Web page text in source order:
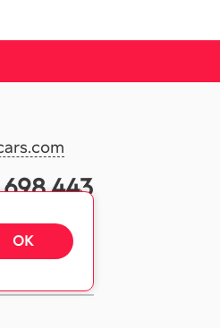
443
OK